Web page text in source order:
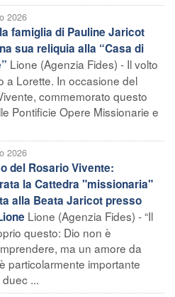
2026
famiglia di Pauline Jaricot
sua reliquia alla “Casa di
Lione (Agenzia Fides) - Il volto
a Lorette. In occasione del
commemorato questo
Pontificie Opere Missionarie e
2026
del Rosario Vivente:
la Cattedra "missionaria"
alla Beata Jaricot presso
Lione (Agenzia Fides) - “Il
questo: Dio non è
ma un amore da
particolarmente importante
...